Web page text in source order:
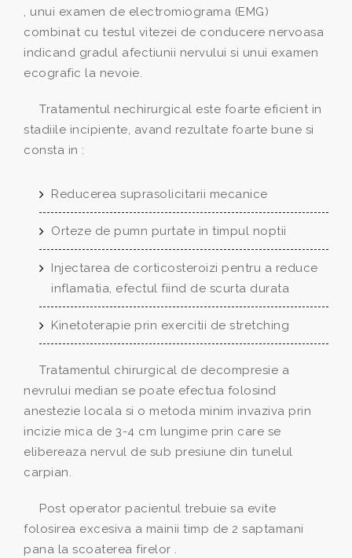
, unui examen de electromiograma (EMG)
combinat cu testul vitezei de conducere nervoasa
indicand gradul afectiunii nervului si unui examen
ecografic la nevoie.
Tratamentul nechirurgical este foarte eficient in
stadiile incipiente, avand rezultate foarte bune si
consta in :
Reducerea suprasolicitarii mecanice
Orteze de pumn purtate in timpul noptii
Injectarea de corticosteroizi pentru a reduce
inflamatia, efectul fiind de scurta durata
Kinetoterapie prin exercitii de stretching
Tratamentul chirurgical de decompresie a
nevrului median se poate efectua folosind
anestezie locala si o metoda minim invaziva prin
incizie mica de 3-4 cm lungime prin care se
elibereaza nervul de sub presiune din tunelul
carpian.
Post operator pacientul trebuie sa evite
folosirea excesiva a mainii timp de 2 saptamani
pana la scoaterea firelor .